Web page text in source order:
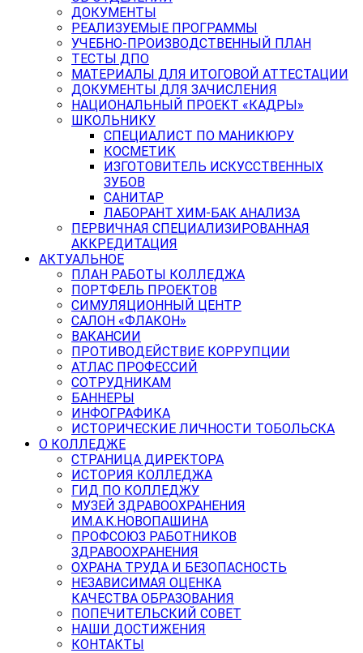
ДОКУМЕНТЫ
РЕАЛИЗУЕМЫЕ ПРОГРАММЫ
УЧЕБНО-ПРОИЗВОДСТВЕННЫЙ ПЛАН
ТЕСТЫ ДПО
МАТЕРИАЛЫ ДЛЯ ИТОГОВОЙ АТТЕСТАЦИИ
ДОКУМЕНТЫ ДЛЯ ЗАЧИСЛЕНИЯ
НАЦИОНАЛЬНЫЙ ПРОЕКТ «КАДРЫ»
ШКОЛЬНИКУ
СПЕЦИАЛИСТ ПО МАНИКЮРУ
КОСМЕТИК
ИЗГОТОВИТЕЛЬ ИСКУССТВЕННЫХ
ЗУБОВ
САНИТАР
ЛАБОРАНТ ХИМ-БАК АНАЛИЗА
ПЕРВИЧНАЯ СПЕЦИАЛИЗИРОВАННАЯ
АККРЕДИТАЦИЯ
АКТУАЛЬНОЕ
ПЛАН РАБОТЫ КОЛЛЕДЖА
ПОРТФЕЛЬ ПРОЕКТОВ
СИМУЛЯЦИОННЫЙ ЦЕНТР
САЛОН «ФЛАКОН»
ВАКАНСИИ
ПРОТИВОДЕЙСТВИЕ КОРРУПЦИИ
АТЛАС ПРОФЕССИЙ
СОТРУДНИКАМ
БАННЕРЫ
ИНФОГРАФИКА
ИСТОРИЧЕСКИЕ ЛИЧНОСТИ ТОБОЛЬСКА
О КОЛЛЕДЖЕ
СТРАНИЦА ДИРЕКТОРА
ИСТОРИЯ КОЛЛЕДЖА
ГИД ПО КОЛЛЕДЖУ
МУЗЕЙ ЗДРАВООХРАНЕНИЯ
ИМ.А.К.НОВОПАШИНА
ПРОФСОЮЗ РАБОТНИКОВ
ЗДРАВООХРАНЕНИЯ
ОХРАНА ТРУДА И БЕЗОПАСНОСТЬ
НЕЗАВИСИМАЯ ОЦЕНКА
КАЧЕСТВА ОБРАЗОВАНИЯ
ПОПЕЧИТЕЛЬСКИЙ СОВЕТ
НАШИ ДОСТИЖЕНИЯ
КОНТАКТЫ